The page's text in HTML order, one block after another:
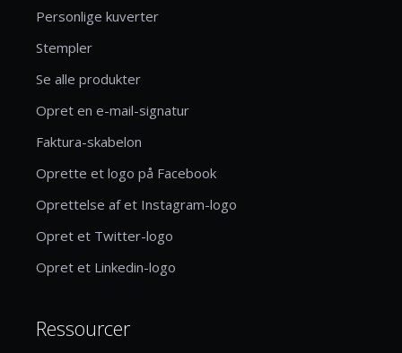
Personlige kuverter
Stempler
Se alle produkter
Opret en e-mail-signatur
Faktura-skabelon
Oprette et logo på Facebook
Oprettelse af et Instagram-logo
Opret et Twitter-logo
Opret et Linkedin-logo
Ressourcer